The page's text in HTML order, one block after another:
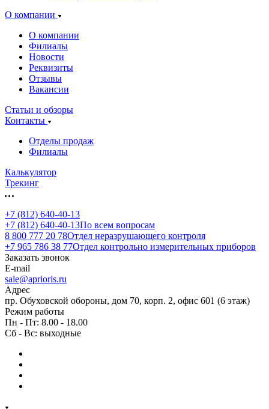
О компании
О компании
Филиалы
Новости
Реквизиты
Отзывы
Вакансии
Статьи и обзоры
Контакты
Отделы продаж
Филиалы
Калькулятор
Трекинг
+7 (812) 640-40-13
+7 (812) 640-40-13По всем вопросам
8 800 777 20 78Отдел неразрушающего контроля
+7 965 786 38 77Отдел контрольно измерительных приборов
Заказать звонок
E-mail
sale@aprioris.ru
Адрес
пр. Обуховской обороны, дом 70, корп. 2, офис 601 (6 этаж)
Режим работы
Пн - Пт: 8.00 - 18.00
Сб - Вс: выходные